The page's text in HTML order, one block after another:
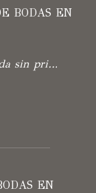
BODAS EN
Cuándo apartar fotógrafo para boda sin prisas
EN